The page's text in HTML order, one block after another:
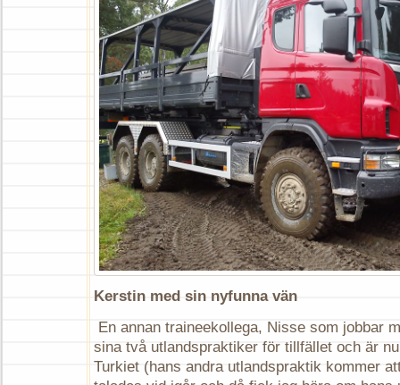
Kerstin med sin nyfunna vän
En annan traineekollega, Nisse som jobbar
sina två utlandspraktiker för tillfället och är
Turkiet (hans andra utlandspraktik kommer